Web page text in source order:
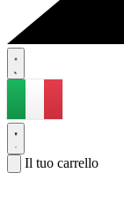
Il tuo carrello